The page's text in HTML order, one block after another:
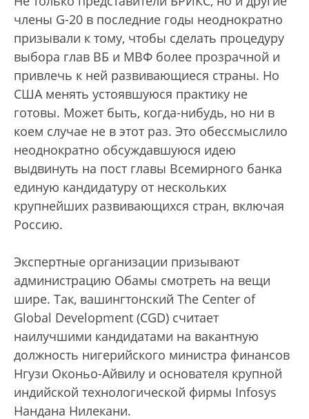
члены G-20 в последние годы неоднократно
призывали к тому, чтобы сделать процедуру
выбора глав ВБ и МВФ более прозрачной и
привлечь к ней развивающиеся страны. Но
США менять устоявшуюся практику не
готовы. Может быть, когда-нибудь, но ни в
коем случае не в этот раз. Это обессмыслило
неоднократно обсуждавшуюся идею
выдвинуть на пост главы Всемирного банка
единую кандидатуру от нескольких
крупнейших развивающихся стран, включая
Россию.
Экспертные организации призывают
администрацию Обамы смотреть на вещи
шире. Так, вашингтонский The Center of
Global Development (CGD) считает
наилучшими кандидатами на вакантную
должность нигерийского министра финансов
Нгузи Оконьо-Айвилу и основателя крупной
индийской технологической фирмы Infosys
Нандана Нилекани.